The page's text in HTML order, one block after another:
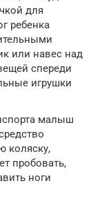
для
ребенка
или навес над
спереди
игрушки
малыш
коляску,
пробовать,
ноги